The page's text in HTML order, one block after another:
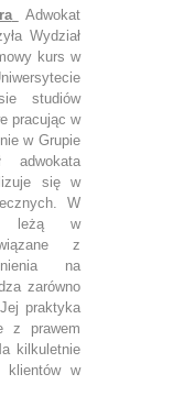
Adwokat
Wydział
kurs w
studiów
pracując w
w Grupie
adwokata
się w
W
leżą w
z
na
zarówno
praktyka
z prawem
kilkuletnie
klientów w